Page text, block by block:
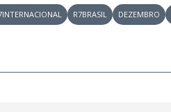
R7BRASIL DEZEMBRO